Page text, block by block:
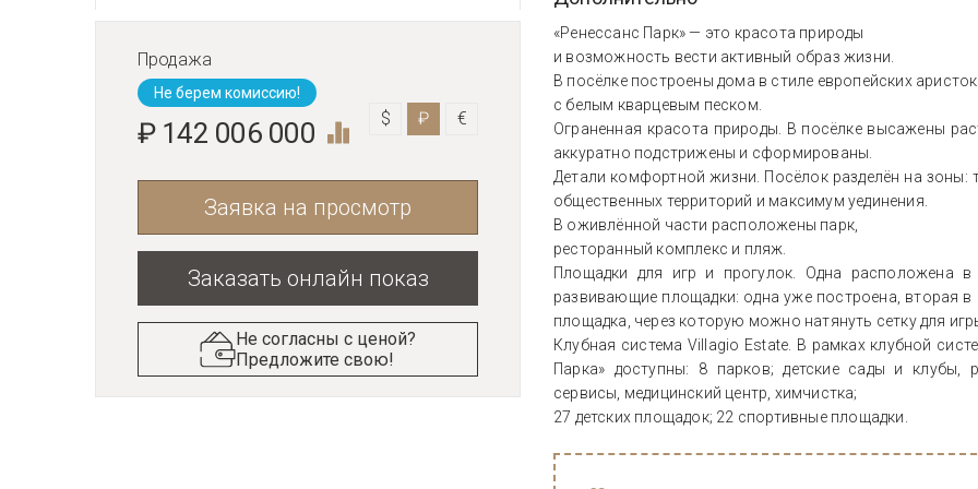
Продажа
Не берем комиссию!
₽ 142 006 000 $ ₽ €
Заявка на просмотр
Заказать онлайн показ
Не согласны с ценой?
Предложите свою!
«Ренессанс Парк» — это красота природы
и возможность вести активный образ жизни.
В посёлке построены дома в стиле европейских
с белым кварцевым песком.
Ограненная красота природы. В посёлке высажены
аккуратно подстрижены и сформированы.
Детали комфортной жизни. Посёлок разделён на
общественных территорий и максимум уединения.
В оживлённой части расположены парк,
ресторанный комплекс и пляж.
Площадки для игр и прогулок. Одна расположена
развивающие площадки: одна уже построена, вторая
площадка, через которую можно натянуть сетку для
Клубная система Villagio Estate. В рамках клубной
Парка» доступны: 8 парков; детские сады и клубы,
сервисы, медицинский центр, химчистка;
27 детских площадок; 22 спортивные площадки.